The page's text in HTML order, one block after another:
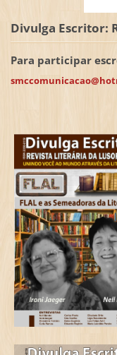
Divulga Escritor:
Para participar